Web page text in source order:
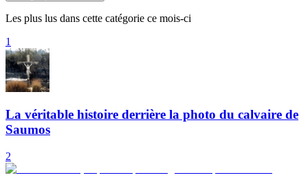
Les plus lus dans cette catégorie ce mois-ci
1
La véritable histoire derrière la photo du calvaire de
Saumos
2